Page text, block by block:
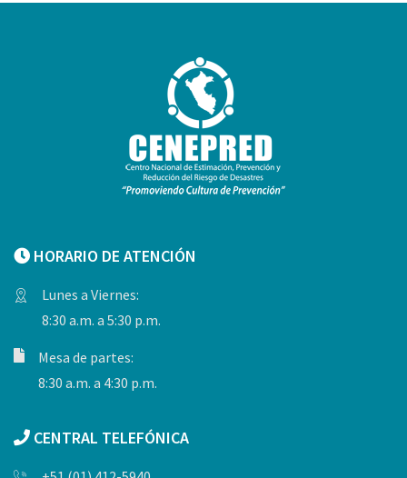
HORARIO DE ATENCIÓN
Lunes a Viernes:
8:30 a.m. a 5:30 p.m.
Mesa de partes:
8:30 a.m. a 4:30 p.m.
CENTRAL TELEFÓNICA